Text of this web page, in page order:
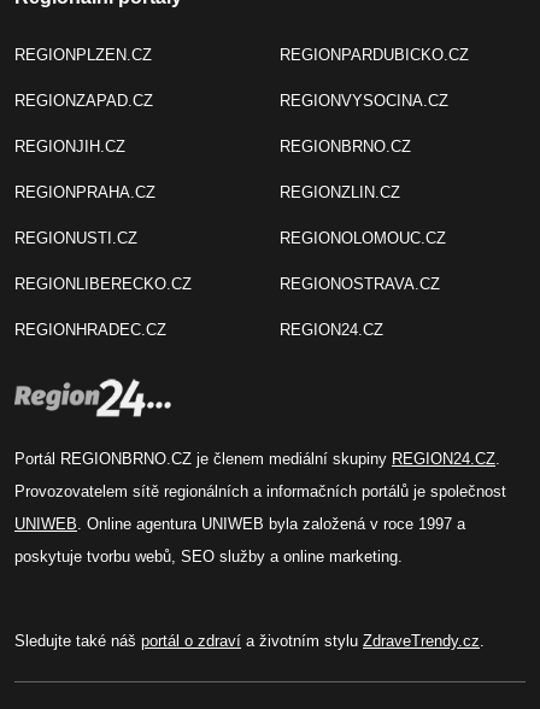
REGIONPLZEN.CZ
REGIONZAPAD.CZ
REGIONJIH.CZ
REGIONPRAHA.CZ
REGIONUSTI.CZ
REGIONLIBERECKO.CZ
REGIONHRADEC.CZ
REGIONPARDUBICKO.CZ
REGIONVYSOCINA.CZ
REGIONBRNO.CZ
REGIONZLIN.CZ
REGIONOLOMOUC.CZ
REGIONOSTRAVA.CZ
REGION24.CZ
Portál REGIONBRNO.CZ je členem mediální skupiny REGION24.CZ
Provozovatelem sítě regionálních a informačních portálů je společnost
UNIWEB . Online agentura UNIWEB byla založená v roce 1997 a
poskytuje tvorbu webů, SEO služby a online marketing.
Sledujte také náš portál o zdraví a životním stylu ZdraveTrendy.cz